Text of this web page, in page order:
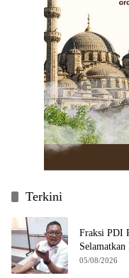
Terkini
Fraksi PDI
05/08/2026